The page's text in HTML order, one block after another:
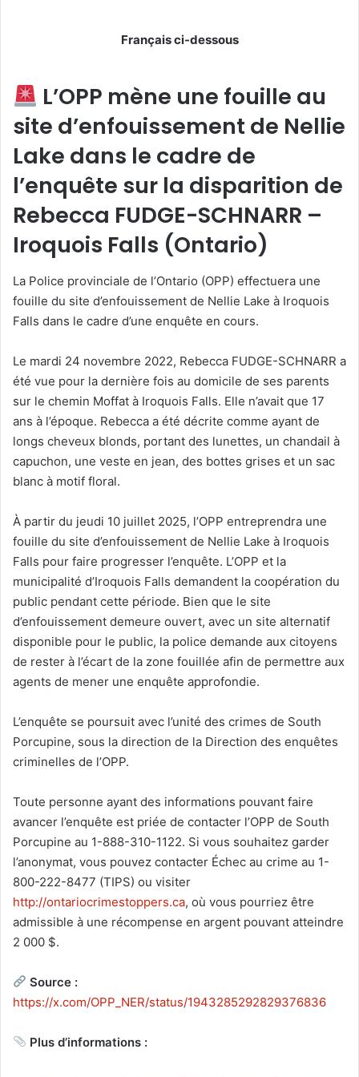
Français ci-dessous
L’OPP mène une fouille au
site d’enfouissement de Nellie
Lake dans le cadre de
l’enquête sur la disparition de
Rebecca FUDGE-SCHNARR –
Iroquois Falls (Ontario)
La Police provinciale de l’Ontario (OPP) effectuera une
fouille du site d’enfouissement de Nellie Lake à Iroquois
Falls dans le cadre d’une enquête en cours.
Le mardi 24 novembre 2022, Rebecca FUDGE-SCHNARR a
été vue pour la dernière fois au domicile de ses parents
sur le chemin Moffat à Iroquois Falls. Elle n’avait que 17
ans à l’époque. Rebecca a été décrite comme ayant de
longs cheveux blonds, portant des lunettes, un chandail à
capuchon, une veste en jean, des bottes grises et un sac
blanc à motif floral.
À partir du jeudi 10 juillet 2025, l’OPP entreprendra une
fouille du site d’enfouissement de Nellie Lake à Iroquois
Falls pour faire progresser l’enquête. L’OPP et la
municipalité d’Iroquois Falls demandent la coopération du
public pendant cette période. Bien que le site
d’enfouissement demeure ouvert, avec un site alternatif
disponible pour le public, la police demande aux citoyens
de rester à l’écart de la zone fouillée afin de permettre aux
agents de mener une enquête approfondie.
L’enquête se poursuit avec l’unité des crimes de South
Porcupine, sous la direction de la Direction des enquêtes
criminelles de l’OPP.
Toute personne ayant des informations pouvant faire
avancer l’enquête est priée de contacter l’OPP de South
Porcupine au 1-888-310-1122. Si vous souhaitez garder
l’anonymat, vous pouvez contacter Échec au crime au 1-
800-222-8477 (TIPS) ou visiter
http://ontariocrimestoppers.ca, où vous pourriez être
admissible à une récompense en argent pouvant atteindre
2 000 $.
Source :
https://x.com/OPP_NER/status/1943285292829376836
Plus d’informations :